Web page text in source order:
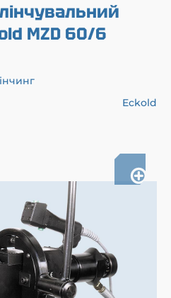
MZD 60/6
Eckold